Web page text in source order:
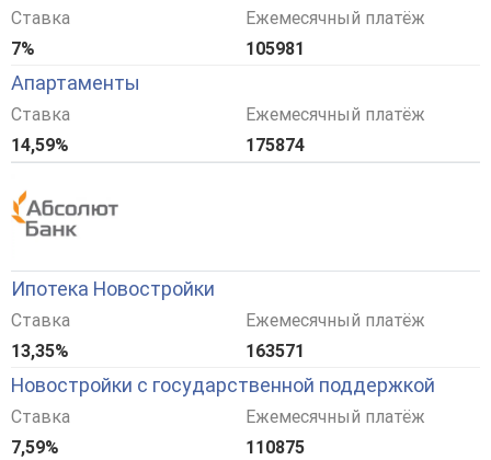
Ставка
7%
Ежемесячный платёж
105981
Апартаменты
Ставка
14,59%
Ежемесячный платёж
175874
Ипотека Новостройки
Ставка
13,35%
Ежемесячный платёж
163571
Новостройки с государственной поддержкой
Ставка
7,59%
Ежемесячный платёж
110875